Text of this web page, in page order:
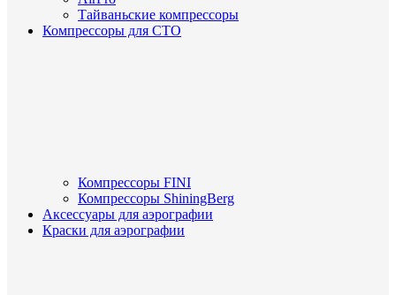
Тайваньские компрессоры
Компрессоры для СТО
Компрессоры FINI
Компрессоры ShiningBerg
Аксессуары для аэрографии
Краски для аэрографии